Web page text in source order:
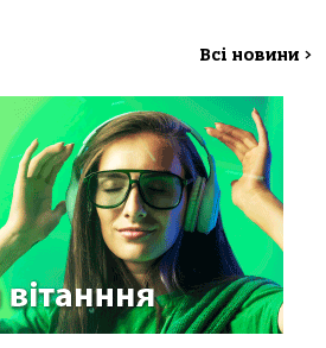
Всі новини >